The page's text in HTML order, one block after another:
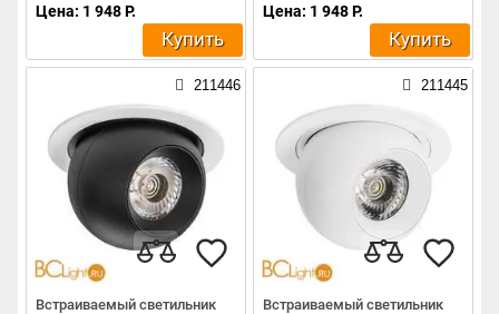
Цена: 1 948 Р.
Купить
Цена: 1 948 Р.
Купить
211446
Встраиваемый светильник
211445
Встраиваемый светильник